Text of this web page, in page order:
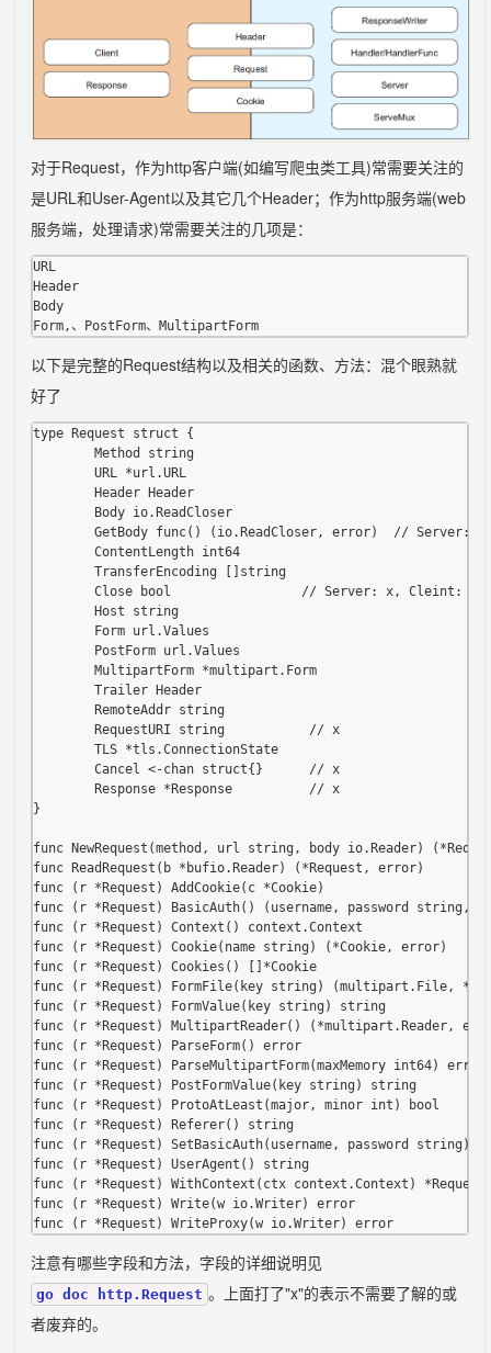
对于Request，作为http客户端(如编写爬虫类工具)常需要关注的
是URL和User-Agent以及其它几个Header；作为http服务端(web
服务端，处理请求)常需要关注的几项是：
URL
Header
Body
以下是完整的Request结构以及相关的函数、方法：混个眼熟就
好了
type Request struct {
        Method string
        URL *url.URL
        Header Header
        Body io.ReadCloser
GetBody func() (io.ReadCloser, error)  // Server:
        ContentLength int64
        TransferEncoding []string
        Close bool                 // Server: x, Cleint: √
        Host string
        Form url.Values
        PostForm url.Values
        MultipartForm *multipart.Form
        Trailer Header
        RemoteAddr string
        RequestURI string           // x
        TLS *tls.ConnectionState
        Cancel <-chan struct{}      // x
        Response *Response          // x
}
func NewRequest(method, url string, body io.Reader)
func ReadRequest(b *bufio.Reader) (*Request, error)
func (r *Request) AddCookie(c *Cookie)
func (r *Request) BasicAuth() (username, password string,
func (r *Request) Context() context.Context
func (r *Request) Cookie(name string) (*Cookie, error)
func (r *Request) Cookies() []*Cookie
func (r *Request) FormFile(key string) (multipart.File,
func (r *Request) FormValue(key string) string
func (r *Request) MultipartReader() (*multipart.Reader,
func (r *Request) ParseForm() error
func (r *Request) ParseMultipartForm(maxMemory int64) error
func (r *Request) PostFormValue(key string) string
func (r *Request) ProtoAtLeast(major, minor int) bool
func (r *Request) Referer() string
func (r *Request) SetBasicAuth(username, password string)
func (r *Request) UserAgent() string
func (r *Request) WithContext(ctx context.Context) *Request
func (r *Request) Write(w io.Writer) error
注意有哪些字段和方法，字段的详细说明见
go doc http.Request 。上面打了"x"的表示不需要了解的或
者废弃的。